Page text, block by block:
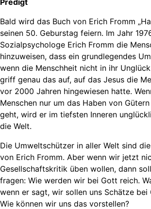
Predigt
Bald wird das Buch von Erich Fromm
seinen 50. Geburstag feiern. Im Jahr
Sozialpsychologe Erich Fromm die
hinzuweisen, dass ein grundlegendes
wenn die Menschheit nicht in ihr
griff genau das auf, auf das Jesus die
vor 2000 Jahren hingewiesen hatte.
Menschen nur um das Haben von
geht, wird er im tiefsten Inneren
die Welt.
Die Umweltschützer in aller Welt sind
von Erich Fromm. Aber wenn wir jetzt
Gesellschaftskritik üben wollen, dann
fragen: Wie werden wir bei Gott reich.
wenn er sagt, wir sollen uns Schätze bei
Wie können wir uns das vorstellen?